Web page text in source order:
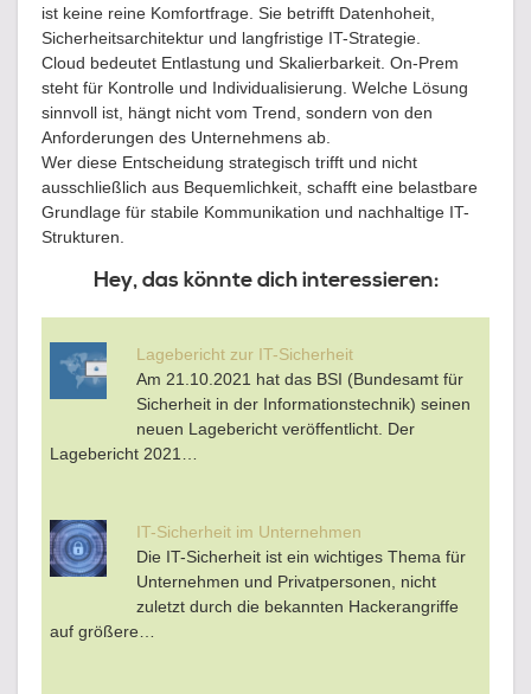
ist keine reine Komfortfrage. Sie betrifft Datenhoheit,
Sicherheitsarchitektur und langfristige IT-Strategie.
Cloud bedeutet Entlastung und Skalierbarkeit. On-Prem
steht für Kontrolle und Individualisierung. Welche Lösung
sinnvoll ist, hängt nicht vom Trend, sondern von den
Anforderungen des Unternehmens ab.
Wer diese Entscheidung strategisch trifft und nicht
ausschließlich aus Bequemlichkeit, schafft eine belastbare
Grundlage für stabile Kommunikation und nachhaltige IT-
Strukturen.
Hey, das könnte dich interessieren:
Lagebericht zur IT-Sicherheit
Am 21.10.2021 hat das BSI (Bundesamt für
Sicherheit in der Informationstechnik) seinen
neuen Lagebericht veröffentlicht. Der
Lagebericht 2021…
IT-Sicherheit im Unternehmen
Die IT-Sicherheit ist ein wichtiges Thema für
Unternehmen und Privatpersonen, nicht
zuletzt durch die bekannten Hackerangriffe
auf größere…